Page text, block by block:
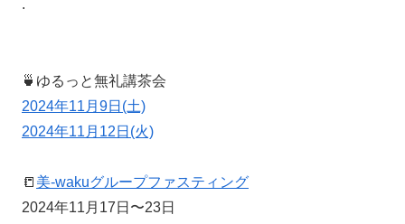
.
🍵ゆるっと無礼講茶会
2024年11月9日(土)
2024年11月12日(火)
📒 美-wakuグループファスティング
2024年11月17日〜23日